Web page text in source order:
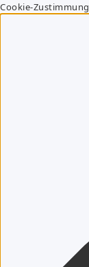
Cookie-